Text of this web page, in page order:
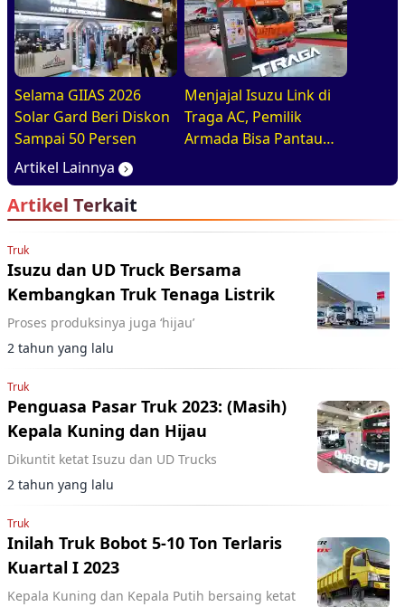
Selama GIIAS 2026
Solar Gard Beri Diskon
Sampai 50 Persen
Menjajal Isuzu Link di
Traga AC, Pemilik
Armada Bisa Pantau
Realtime
Artikel Lainnya
Artikel Terkait
Truk
Isuzu dan UD Truck Bersama
Kembangkan Truk Tenaga Listrik
Proses produksinya juga ‘hijau’
2 tahun yang lalu
Truk
Penguasa Pasar Truk 2023: (Masih)
Kepala Kuning dan Hijau
Dikuntit ketat Isuzu dan UD Trucks
2 tahun yang lalu
Truk
Inilah Truk Bobot 5-10 Ton Terlaris
Kuartal I 2023
Kepala Kuning dan Kepala Putih bersaing ketat